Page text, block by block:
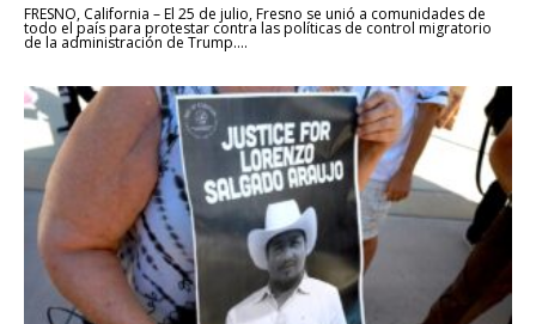
FRESNO, California – El 25 de julio, Fresno se unió a comunidades de
todo el país para protestar contra las políticas de control migratorio
de la administración de Trump....